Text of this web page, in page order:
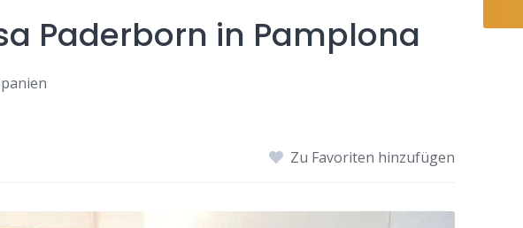
Paderborn in Pamplona
Zu Favoriten hinzufügen